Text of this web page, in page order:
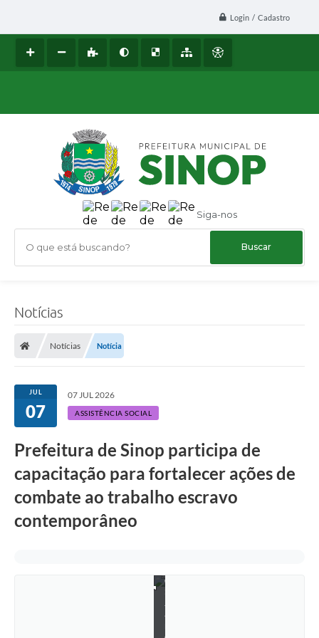
Login / Cadastro
Siga-nos
O que está buscando?
Notícias
Notícias Notícia
JUL
07
07 JUL 2026
ASSISTÊNCIA SOCIAL
Prefeitura de Sinop participa de
capacitação para fortalecer ações de
combate ao trabalho escravo
contemporâneo
o
:
a